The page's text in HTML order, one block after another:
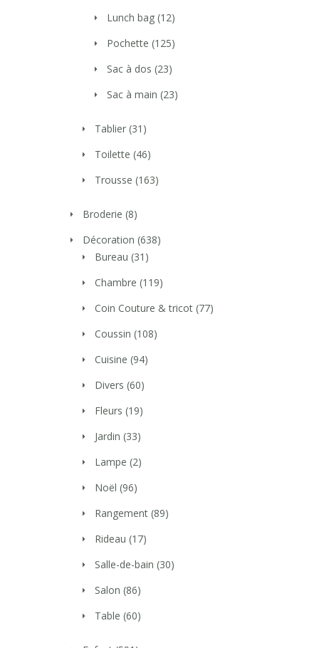
Lunch bag (12)
Pochette (125)
Sac à dos (23)
Sac à main (23)
Tablier (31)
Toilette (46)
Trousse (163)
Broderie (8)
Décoration (638)
Bureau (31)
Chambre (119)
Coin Couture & tricot (77)
Coussin (108)
Cuisine (94)
Divers (60)
Fleurs (19)
Jardin (33)
Lampe (2)
Noël (96)
Rangement (89)
Rideau (17)
Salle-de-bain (30)
Salon (86)
Table (60)